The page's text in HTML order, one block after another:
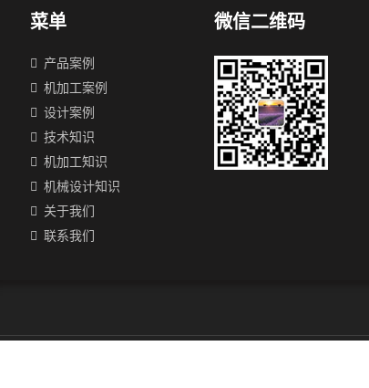
菜单
产品案例
机加工案例
设计案例
技术知识
机加工知识
机械设计知识
关于我们
联系我们
微信二维码